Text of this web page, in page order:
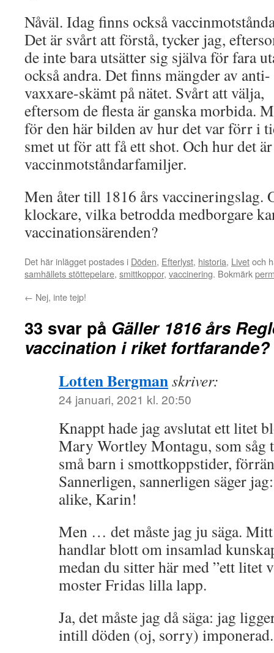
Nåväl. Idag finns också
Det är svårt att förstå, tycker jag,
de inte bara utsätter sig själva för fara
också andra. Det finns mängder av anti-
vaxxare-skämt på nätet. Svårt att välja,
eftersom de flesta är ganska morbida.
för den här bilden av hur det var förr i
smet ut för att få ett shot. Och hur det
vaccinmotståndarfamiljer.
Men åter till 1816 års vaccineringslag.
klockare, vilka betrodda medborgare
vaccinationsärenden?
Det här inlägget postades i Döden, Efterlyst, historia, Livetoch
samhällets stöttepelare, smittkoppor, vaccinering. Bokmärk
← Nej, inte tejp!
33 svar på Gäller 1816 års
vaccination i riket fortfarande?
Lotten Bergmanskriver:
24 januari, 2021 kl. 20:50
Knappt hade jag avslutat ett litet
Mary Wortley Montagu, som såg
små barn i smottkoppstider,
Sannerligen, sannerligen säger
alike, Karin!
Men … det måste jag ju säga.
handlar blott om insamlad
medan du sitter här med ”ett litet
moster Fridas lilla lapp.
Ja, det måste jag då säga: jag
intill döden (oj, sorry) imponerad.